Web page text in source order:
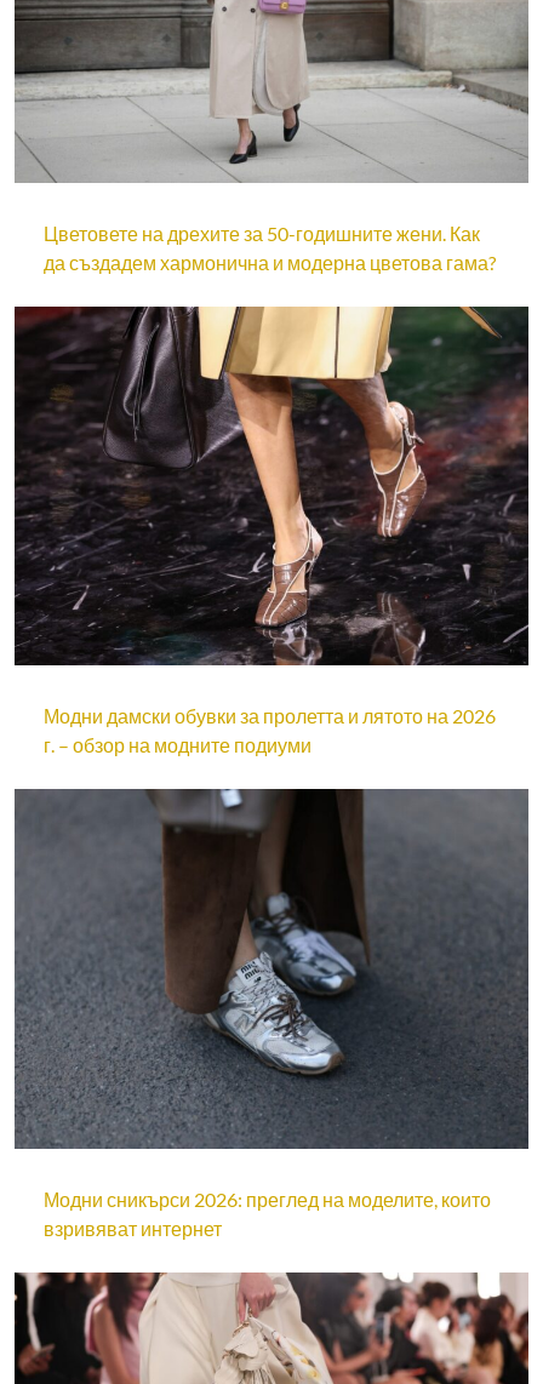
Цветовете на дрехите за 50-годишните жени. Как
да създадем хармонична и модерна цветова гама?
Модни дамски обувки за пролетта и лятото на 2026
г. – обзор на модните подиуми
Модни сникърси 2026: преглед на моделите, които
взривяват интернет